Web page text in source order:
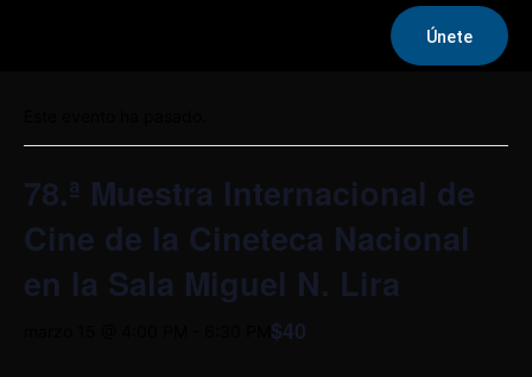
Únete
78.ª Muestra Internacional de
Cine de la Cineteca Nacional
en la Sala Miguel N. Lira
$40